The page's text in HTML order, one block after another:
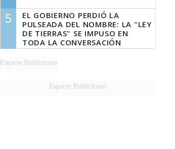
5
EL GOBIERNO PERDIÓ LA
PULSEADA DEL NOMBRE: LA "LEY
DE TIERRAS" SE IMPUSO EN
TODA LA CONVERSACIÓN
DIGITAL
Espacio Publicitario
Espacio Publicitario